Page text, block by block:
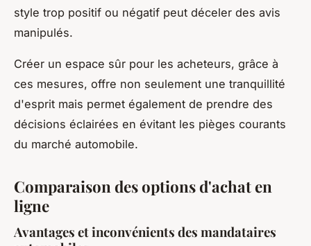
style trop positif ou négatif peut déceler des avis
manipulés.
Créer un espace sûr pour les acheteurs, grâce à
ces mesures, offre non seulement une tranquillité
d'esprit mais permet également de prendre des
décisions éclairées en évitant les pièges courants
du marché automobile.
Comparaison des options d'achat en
ligne
Avantages et inconvénients des mandataires